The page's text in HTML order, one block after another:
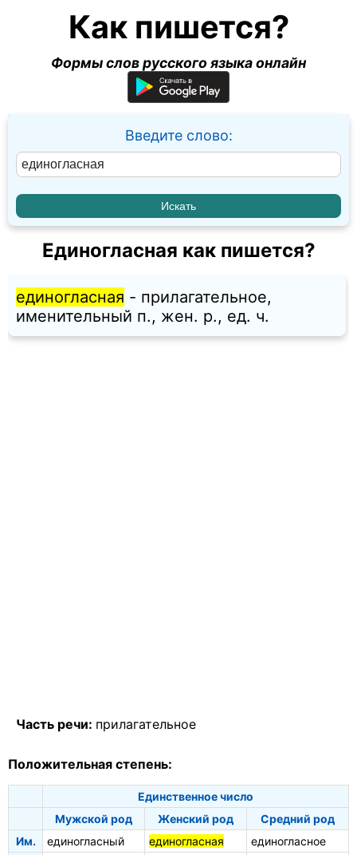
Как пишется?
Формы слов русского языка онлайн
Введите слово:
Единогласная как пишется?
единогласная - прилагательное,
именительный п., жен. p., ед. ч.
Часть речи: прилагательное
Положительная степень:
Единственное число
Мужской род
Женский род
Средний род
Им.
единогласный единогласная
единогласное